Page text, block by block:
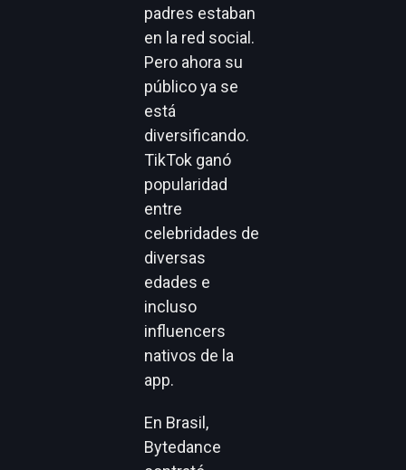
padres estaban
en la red social.
Pero ahora su
público ya se
está
diversificando.
TikTok ganó
popularidad
entre
celebridades de
diversas
edades e
incluso
influencers
nativos de la
app.
En Brasil,
Bytedance